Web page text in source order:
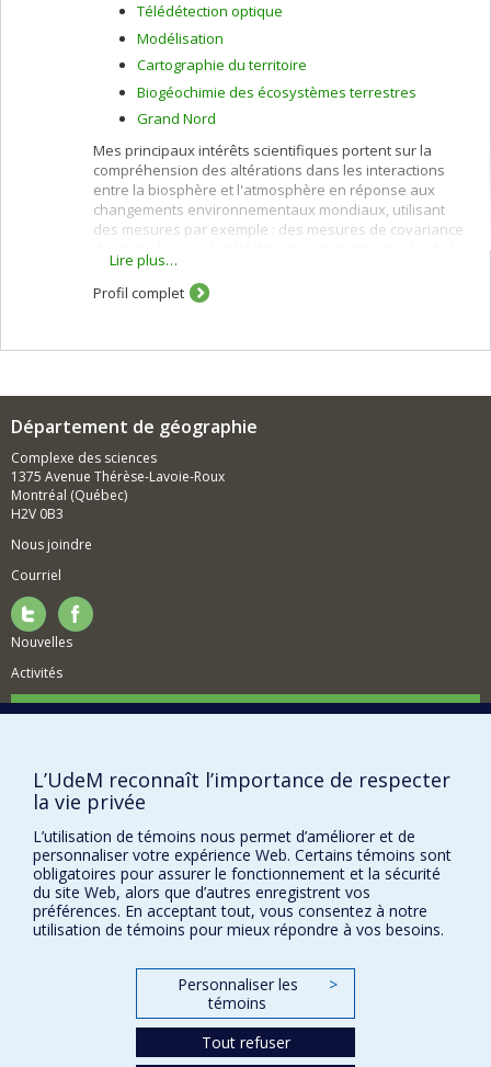
Télédétection optique
Modélisation
Cartographie du territoire
Biogéochimie des écosystèmes terrestres
Grand Nord
Mes principaux intérêts scientifiques portent sur la
compréhension des altérations dans les interactions
entre la biosphère et l'atmosphère en réponse aux
changements environnementaux mondiaux, utilisant
des mesures par exemple : des mesures de covariance
surface) et les techniques de modélisation. Je suis
également intéressé par la mesure locale et la
cartographie (régionale, mondiale) des paramètres
structure, le fonctionnement et la phénologie des
Lire plus…
Profil complet
Département de géographie
Complexe des sciences
1375 Avenue Thérèse-Lavoie-Roux
Montréal (Québec)
H2V 0B3
Nous joindre
Courriel
Nouvelles
Activités
Comment soutenir le Département?
Plan du site
Signaler une erreur
Accessibilité
FACULTÉ DES ARTS ET DES SCIENCES
Nos départements et écoles
L’UdeM reconnaît l’importance de respecter
la vie privée
L’utilisation de témoins nous permet d’améliorer et de
personnaliser votre expérience Web. Certains témoins sont
obligatoires pour assurer le fonctionnement et la sécurité
du site Web, alors que d’autres enregistrent vos
préférences. En acceptant tout, vous consentez à notre
utilisation de témoins pour mieux répondre à vos besoins.
Personnaliser les
témoins
>
Tout refuser